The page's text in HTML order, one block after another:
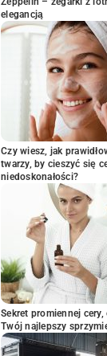
elegancją
Czy wiesz, jak
twarzy, by cieszyć się
niedoskonałości?
Sekret promiennej
Twój najlepszy